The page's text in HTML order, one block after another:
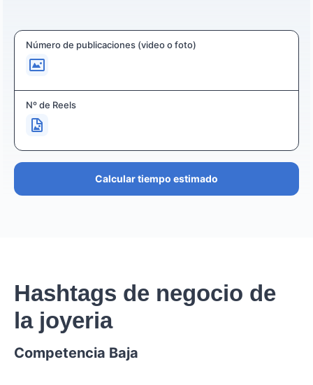
Número de publicaciones (video o foto)
Nº de Reels
Calcular tiempo estimado
Hashtags de negocio de
la joyeria
Competencia Baja